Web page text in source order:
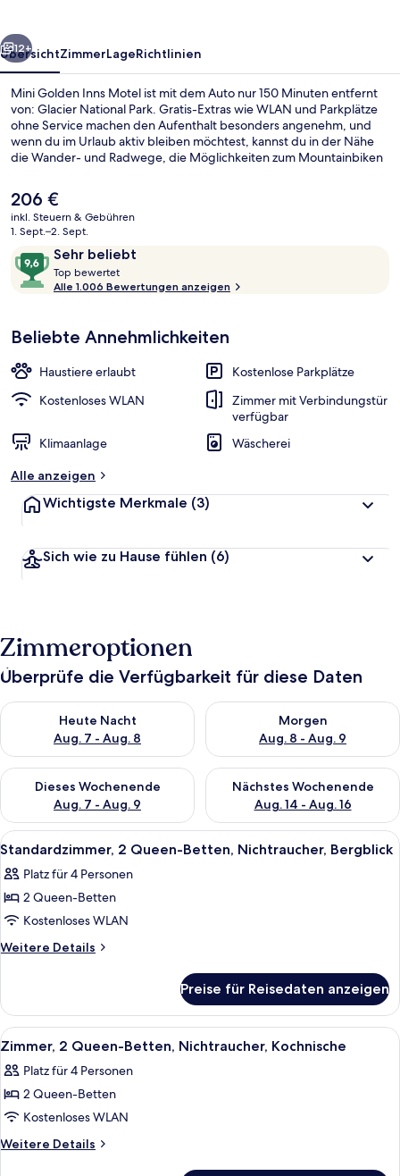
Weiter
12+
ÜbersichtZimmerLageRichtlinien
Mini Golden Inns Motel ist mit dem Auto nur 150 Minuten entfernt
von: Glacier National Park. Gratis-Extras wie WLAN und Parkplätze
ohne Service machen den Aufenthalt besonders angenehm, und
wenn du im Urlaub aktiv bleiben möchtest, kannst du in der Nähe
die Wander- und Radwege, die Möglichkeiten zum Mountainbiken
lieben die praktischen Parkplätze und das hilfsbereite Personal.
Der
aktuelle
Preis
206 €.
206 €
inkl. Steuern & Gebühren
1. Sept.–2. Sept.
Bewertungen
Sehr beliebt
9,6
von
10,
beliebt
Top bewertet
o
b
w
r
Alle 1.006 Bewertungen anzeigen
Beliebte Annehmlichkeiten
Haustiere erlaubt
Kostenlose Parkplätze
Kostenloses WLAN
Zimmer mit Verbindungstür
verfügbar
Klimaanlage
Wäscherei
Alle anzeigen
Wichtigste Merkmale (3)
Sich wie zu Hause fühlen (6)
Zimmeroptionen
Überprüfe die Verfügbarkeit für diese Daten
Heute Nacht
Aug. 7 - Aug. 8
Überprüfe die Verfügbarkeit für heute Nacht, Aug. 7 - Aug. 8.
Morgen
Aug. 8 - Aug. 9
Überprüfe die Verfügbarkeit
Dieses Wochenende
Aug. 7 - Aug. 9
Überprüfe die Verfügbarkeit für dieses Wochenende, Aug. 7
Nächstes Wochenende
Aug. 14 - Aug. 16
Überprüfe die Verfügbarkeit
Alle
Fotos
für
Standardzimmer,
2 Queen-
Betten,
anzeigen
Ein Zimmer mit Schreibtisch aus
7
Standardzimmer, 2 Queen-Betten, Nichtraucher, Bergblick
Platz für 4 Personen
2 Queen-Betten
Kostenloses WLAN
Weitere Details
Weitere
2 Queen-
Betten,
Nichtraucher,
Preise für Reisedaten anzeigen
Alle
Fotos
für
Zimmer,
2 Queen-
Betten,
Eine kleine Küche mit weißen
3
Zimmer, 2 Queen-Betten, Nichtraucher, Kochnische
Platz für 4 Personen
2 Queen-Betten
Kostenloses WLAN
Weitere Details
Weitere